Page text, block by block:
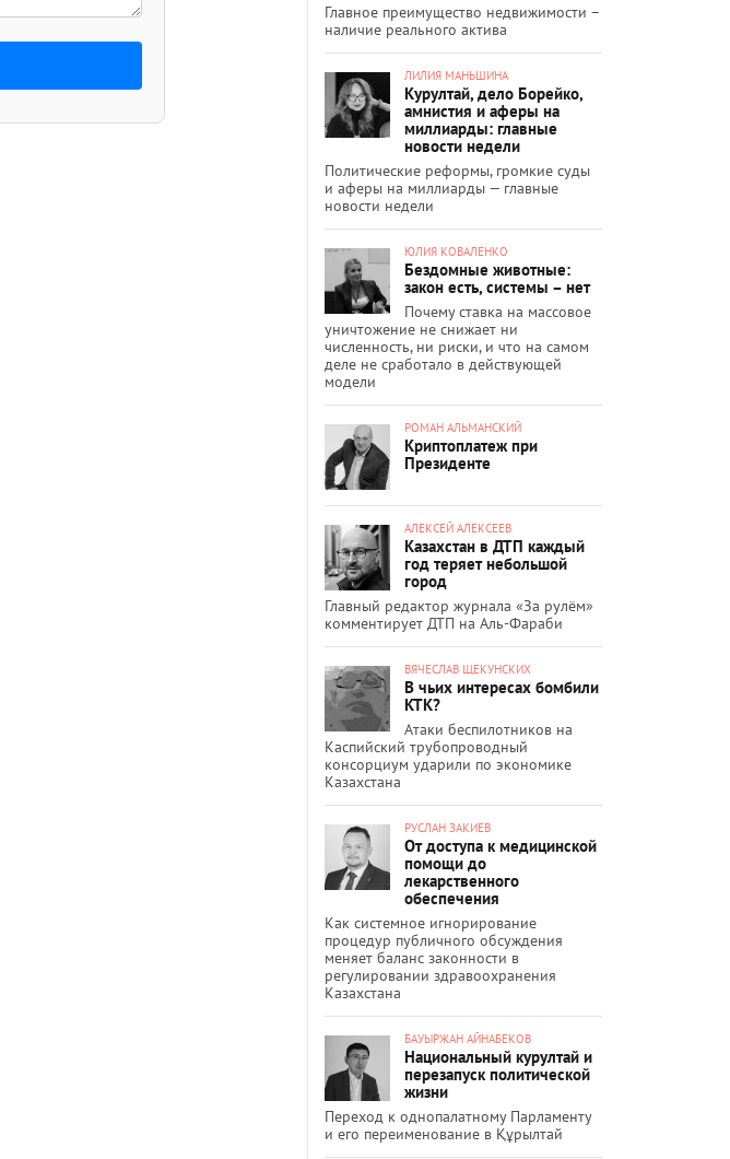
Главное преимущество недвижимости –
наличие реального актива
ЛИЛИЯ МАНЬШИНА
Курултай, дело Борейко,
амнистия и аферы на
миллиарды: главные
новости недели
Политические реформы, громкие суды
и аферы на миллиарды — главные
новости недели
ЮЛИЯ КОВАЛЕНКО
Бездомные животные:
закон есть, системы – нет
Почему ставка на массовое
уничтожение не снижает ни
численность, ни риски, и что на самом
деле не сработало в действующей
модели
РОМАН АЛЬМАНСКИЙ
Криптоплатеж при
Президенте
АЛЕКСЕЙ АЛЕКСЕЕВ
Казахстан в ДТП каждый
год теряет небольшой
город
Главный редактор журнала «За рулём»
комментирует ДТП на Аль-Фараби
ВЯЧЕСЛАВ ЩЕКУНСКИХ
В чьих интересах бомбили
КТК?
Атаки беспилотников на
Каспийский трубопроводный
консорциум ударили по экономике
Казахстана
РУСЛАН ЗАКИЕВ
От доступа к медицинской
помощи до
лекарственного
обеспечения
Как системное игнорирование
процедур публичного обсуждения
меняет баланс законности в
регулировании здравоохранения
Казахстана
БАУЫРЖАН АЙНАБЕКОВ
Национальный курултай и
перезапуск политической
жизни
Переход к однопалатному Парламенту
и его переименование в Құрылтай